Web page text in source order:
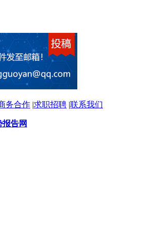
务合作 |求职招聘 |联系我们
报告网